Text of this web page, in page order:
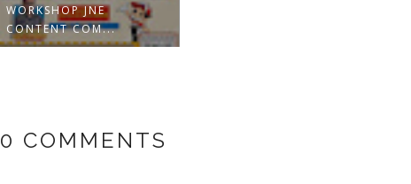
WORKSHOP JNE
CONTENT COM...
0 COMMENTS